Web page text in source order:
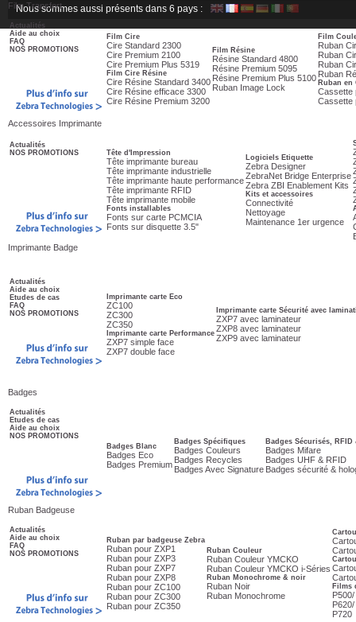
Film Transfert
Actualités
Aide au choix
FAQ
NOS PROMOTIONS
Film Cire
Cire Standard 2300
Cire Premium 2100
Cire Premium Plus 5319
Film Cire Résine
Cire Résine Standard 3400
Cire Résine efficace 3300
Cire Résine Premium 3200
Film Résine
Résine Standard 4800
Résine Premium 5095
Résine Premium Plus 5100
Ruban Image Lock
Film
Ruban
Ruban
Ruban
Ruban
Ruban en
Cassette
Cassette
Accessoires Imprimante
Actualités
NOS PROMOTIONS
Tête d'Impression
Tête imprimante bureau
Tête imprimante industrielle
Tête imprimante haute performance
Tête imprimante RFID
Tête imprimante mobile
Fonts installables
Fonts sur carte PCMCIA
Fonts sur disquette 3.5"
Logiciels Etiquette
Zebra Designer
ZebraNet Bridge Enterprise
Zebra ZBI Enablement Kits
Kits et accessoires
Connectivité
Nettoyage
Maintenance 1er urgence
Imprimante Badge
Actualités
Aide au choix
Etudes de cas
FAQ
NOS PROMOTIONS
Imprimante carte Eco
ZC100
ZC300
ZC350
Imprimante carte Performance
ZXP7 simple face
ZXP7 double face
Imprimante carte Sécurité avec
ZXP7 avec laminateur
ZXP8 avec laminateur
ZXP9 avec laminateur
Badges
Actualités
Etudes de cas
Aide au choix
NOS PROMOTIONS
Badges Blanc
Badges Eco
Badges Premium
Badges Spécifiques
Badges Couleurs
Badges Recycles
Badges Avec Signature
Badges Sécurisés, RFID
Badges Mifare
Badges UHF & RFID
Badges sécurité &
Ruban Badgeuse
Actualités
Aide au choix
FAQ
NOS PROMOTIONS
Ruban par badgeuse Zebra
Ruban pour ZXP1
Ruban pour ZXP3
Ruban pour ZXP7
Ruban pour ZXP8
Ruban pour ZC100
Ruban pour ZC300
Ruban pour ZC350
Ruban Couleur
Ruban Couleur YMCKO
Ruban Couleur YMCKO i-Séries
Ruban Monochrome & noir
Ruban Noir
Ruban Monochrome
Films
P720
Nous sommes aussi présents dans 6 pays :